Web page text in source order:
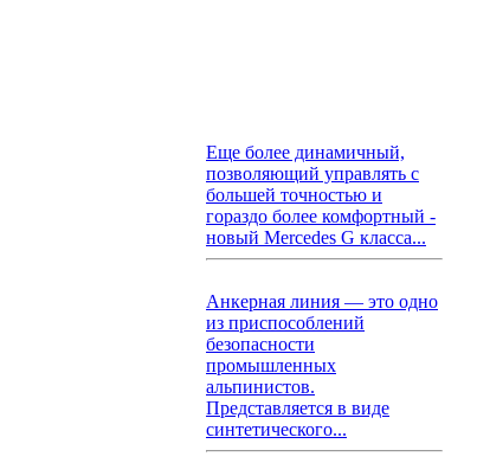
Еще более динамичный,
позволяющий управлять с
большей точностью и
гораздо более комфортный -
новый Mercedes G класса...
Анкерная линия — это одно
из приспособлений
безопасности
промышленных
альпинистов.
Представляется в виде
синтетического...